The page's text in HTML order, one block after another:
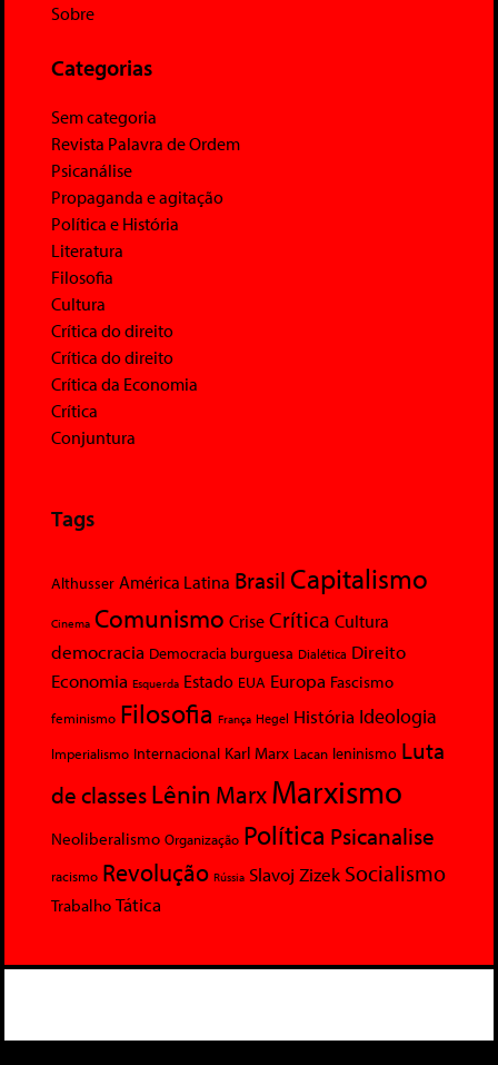
Sobre
Categorias
Sem categoria
Revista Palavra de Ordem
Psicanálise
Propaganda e agitação
Política e História
Literatura
Filosofia
Cultura
Crítica do direito
Crítica do direito
Crítica da Economia
Crítica
Conjuntura
Tags
Althusser América Latina Brasil Capitalismo
Cinema Comunismo Crise Crítica Cultura
democracia Democracia burguesa Dialética Direito
Economia Esquerda Estado EUA Europa Fascismo
feminismo Filosofia França Hegel História Ideologia
Imperialismo Internacional Karl Marx Lacan leninismo Luta
de classesLênin MarxMarxismo
Neoliberalismo Organização Política Psicanalise
racismo Revolução Rússia Slavoj Zizek Socialismo
Trabalho Tática